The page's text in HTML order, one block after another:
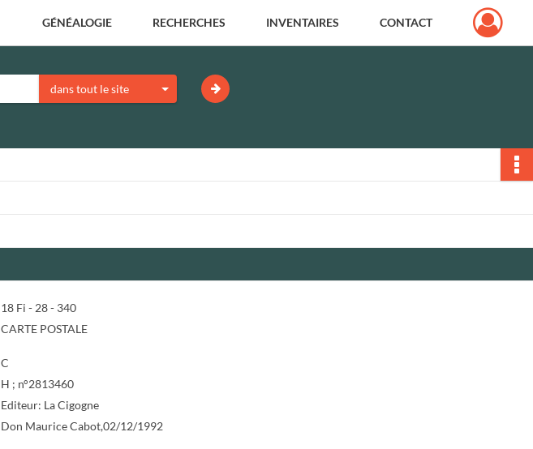
GÉNÉALOGIE RECHERCHES INVENTAIRES CONTACT
dans tout le site
18 Fi - 28 - 340
CARTE POSTALE
C
H ; n°2813460
Editeur: La Cigogne
Don Maurice Cabot,02/12/1992